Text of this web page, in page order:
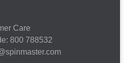
Care
800 788532